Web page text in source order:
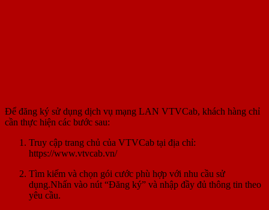
Để đăng ký sử dụng dịch vụ mạng LAN VTVCab, khách hàng chỉ
cần thực hiện các bước sau:
Truy cập trang chủ của VTVCab tại địa chỉ:
https://www.vtvcab.vn/
Tìm kiếm và chọn gói cước phù hợp với nhu cầu sử
dụng.Nhấn vào nút “Đăng ký” và nhập đầy đủ thông tin theo
yêu cầu.